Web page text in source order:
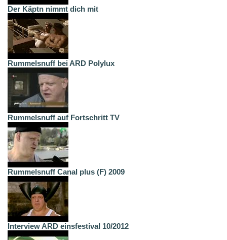
Der Käptn nimmt dich mit
Rummelsnuff bei ARD Polylux
Rummelsnuff auf Fortschritt TV
Rummelsnuff Canal plus (F) 2009
Interview ARD einsfestival 10/2012